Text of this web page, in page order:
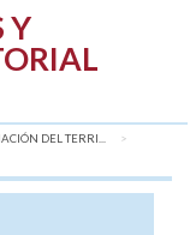
Y
DEL TERRI...